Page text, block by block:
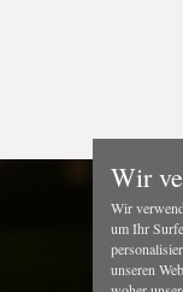
Wir
Wir
um Ihr
unseren